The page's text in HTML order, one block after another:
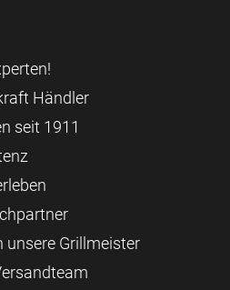
Händler
seit 1911
unsere Grillmeister